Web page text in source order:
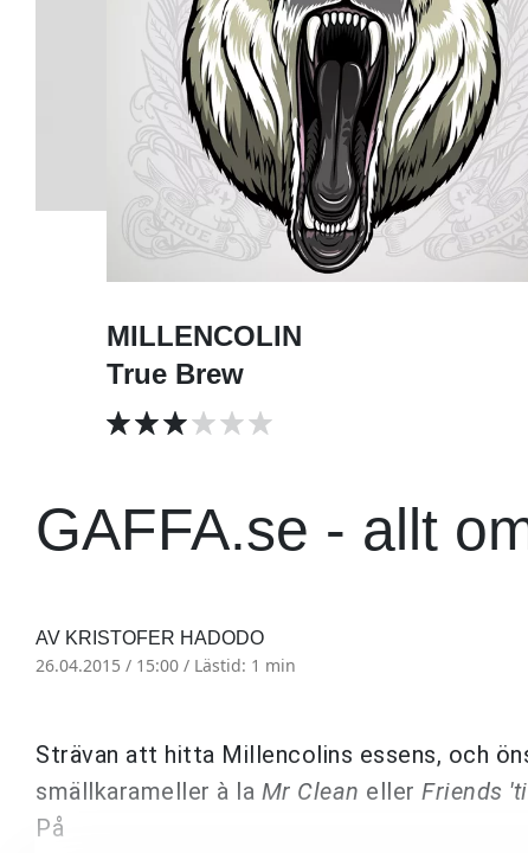
MILLENCOLIN
True Brew
GAFFA.se - allt
AV KRISTOFER HADODO
26.04.2015 / 15:00 / Lästid: 1 min
Strävan att hitta Millencolins essens, och
smällkarameller à la Mr Clean eller Friends
På